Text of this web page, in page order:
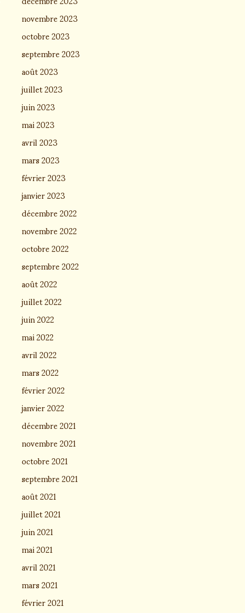
novembre 2023
octobre 2023
septembre 2023
août 2023
juillet 2023
juin 2023
mai 2023
avril 2023
mars 2023
février 2023
janvier 2023
décembre 2022
novembre 2022
octobre 2022
septembre 2022
août 2022
juillet 2022
juin 2022
mai 2022
avril 2022
mars 2022
février 2022
janvier 2022
décembre 2021
novembre 2021
octobre 2021
septembre 2021
août 2021
juillet 2021
juin 2021
mai 2021
avril 2021
mars 2021
février 2021